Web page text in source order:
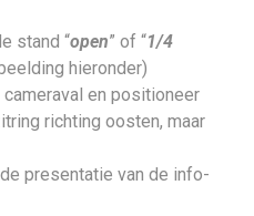
stand “open” of “1/4
hieronder)
en positioneer
richting oosten, maar
de presentatie van de info-